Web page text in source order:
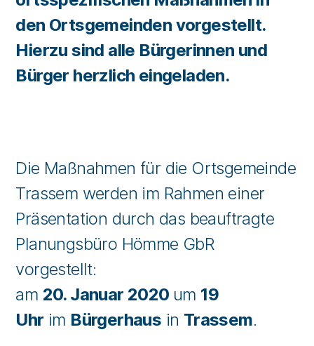
den Ortsgemeinden vorgestellt.
Hierzu sind alle Bürgerinnen und
Bürger herzlich eingeladen.
Die Maßnahmen für die Ortsgemeinde
Trassem werden im Rahmen einer
Präsentation durch das beauftragte
Planungsbüro Hömme GbR
vorgestellt:
am 20. Januar 2020 um 19
Uhr im Bürgerhaus in Trassem.